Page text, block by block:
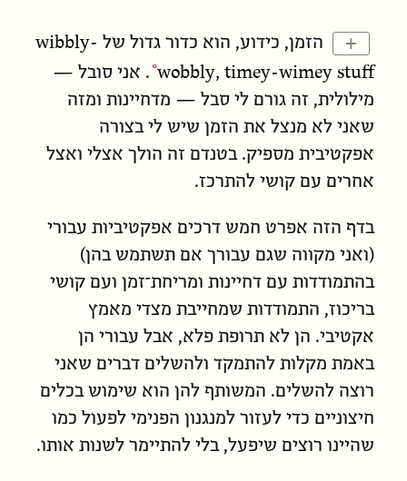
+ הזמן, כידוע, הוא כדור גדול של wibbly-
wobbly, timey-wimey stuff . אני סובל —
מילולית, זה גורם לי סבל — מדחיינות ומזה
שאני לא מנצל את הזמן שיש לי בצורה
אפקטיבית מספיק. בטנדם זה הולך אצלי ואצל
אחרים עם קושי להתרכז.
בדף הזה אפרט חמש דרכים אפקטיביות עבורי
(ואני מקווה שגם עבורך אם תשתמשבהן)
בהתמודדות עם דחיינות ומריחת־זמן ועם קושי
בריכוז, התמודדות שמחייבת מצדי מאמץ
אקטיבי. הן לא תרופת פלא, אבל עבורי הן
באמת מקלות להתמקד ולהשלים דברים שאני
רוצה להשלים. המשותף להן הוא שימוש בכלים
חיצוניים כדי לעזור למנגנון הפנימי לפעול כמו
שהיינו רוצים שיפעל, בלי להתיימר לשנות אותו.